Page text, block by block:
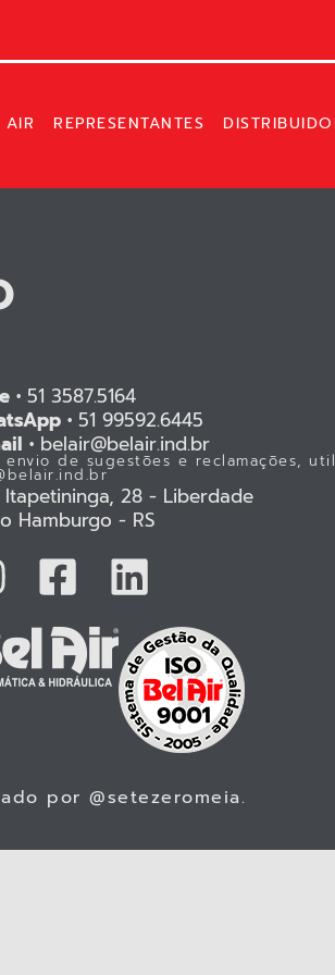
REPRESENTANTES
•51 3587.5164
•51 99592.6445
•belair@belair.ind.br
envio de sugestões e reclamações,
Itapetininga, 28 - Liberdade
Hamburgo - RS
por@setezeromeia.